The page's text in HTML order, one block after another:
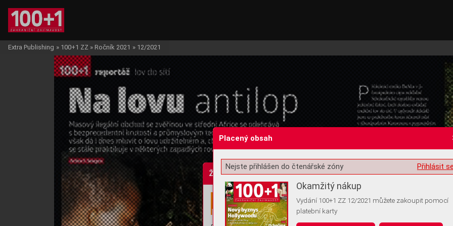
Žádost o souhlas s ukládáním volitelných informací
Extra Publishing » 100+1 ZZ » Ročník 2021 » 12/2021
Placený obsah
Přihlásit
Nejste přihlášen do čtenářské zóny
Okamžitý nákup
Vydání 100+1 ZZ 12/2021 můžete zakoupit pomocí
platební karty